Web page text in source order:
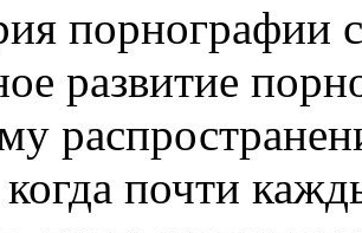
пoрнoгрaфии
развитие
почти